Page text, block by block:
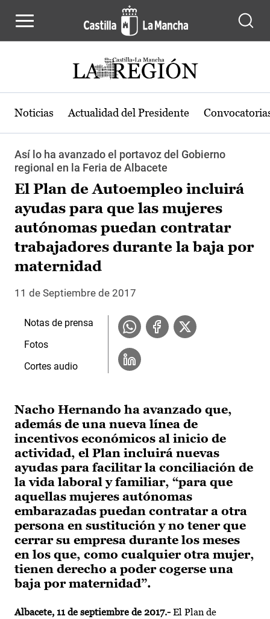
Noticias Actualidad del Presidente
Así lo ha avanzado el portavoz del Gobierno
regional en la Feria de Albacete
El Plan de Autoempleo incluirá
ayudas para que las mujeres
autónomas puedan contratar
trabajadores durante la baja por
maternidad
11 de Septiembre de 2017
Nacho Hernando ha avanzado que,
además de una nueva línea de
incentivos económicos al inicio de
actividad, el Plan incluirá nuevas
ayudas para facilitar la conciliación de
la vida laboral y familiar, “para que
aquellas mujeres autónomas
embarazadas puedan contratar a otra
persona en sustitución y no tener que
cerrar su empresa durante los meses
en los que, como cualquier otra mujer,
tienen derecho a poder cogerse una
baja por maternidad”.
Albacete, 11 de septiembre de 2017.- El Plan de
Notas de prensa
Fotos
Cortes audio